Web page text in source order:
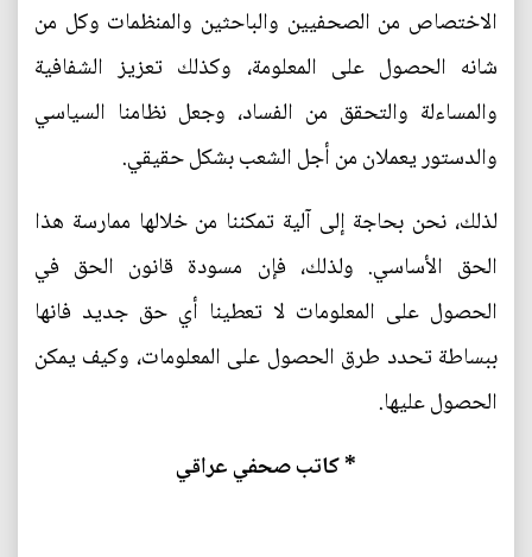
الاختصاص من الصحفيين والباحثين والمنظمات وكل من
شانه الحصول على المعلومة، وكذلك تعزيز الشفافية
والمساءلة والتحقق من الفساد، وجعل نظامنا السياسي
والدستور يعملان من أجل الشعب بشكل حقيقي.
لذلك، نحن بحاجة إلى آلية تمكننا من خلالها ممارسة هذا
الحق الأساسي. ولذلك، فإن مسودة قانون الحق في
الحصول على المعلومات لا تعطينا أي حق جديد فانها
ببساطة تحدد طرق الحصول على المعلومات، وكيف يمكن
الحصول عليها.
* كاتب صحفي عراقي